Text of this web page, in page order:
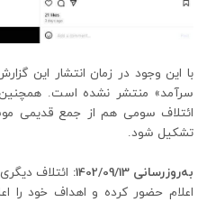
با این وجود در زمان انتشار این
سرآمد» منتشر نشده است.
ائتلاف سومی هم از جمع قدیمی
تشکیل شود.
به‌روزرسانی 1402/09/13:
ائتلاف
اعلام حضور کرده و اهداف خود را